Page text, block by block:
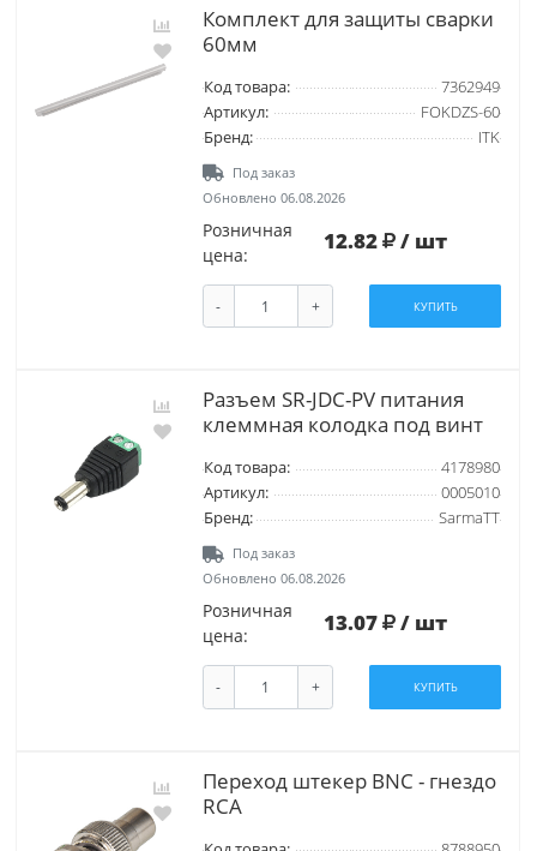
Комплект для защиты сварки
60мм
Код товара:
7362949
Артикул:
FOKDZS-60
Бренд:
ITK
Под заказ
Обновлено 06.08.2026
Розничная
цена:
12.82 / шт
- + КУПИТЬ
Разъем SR-JDC-PV питания
клеммная колодка под винт
Код товара:
4178980
Артикул:
0005010
Бренд:
SarmaTT
Под заказ
Обновлено 06.08.2026
Розничная
цена:
13.07 / шт
- + КУПИТЬ
Переход штекер BNC - гнездо
RCA